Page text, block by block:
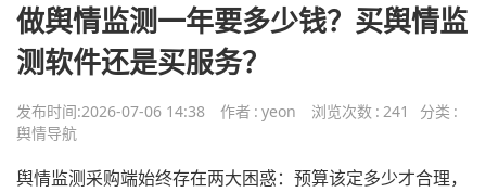
做舆情监测一年要多少钱？买舆情监
测软件还是买服务？
发布时间:2026-07-06 14:38 作者 : yeon 浏览次数 : 241 分类 :
舆情导航
舆情监测采购端始终存在两大困惑：预算该定多少才合理，